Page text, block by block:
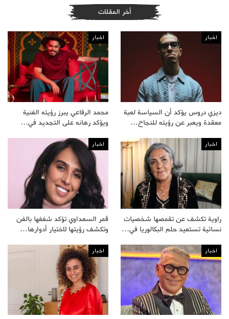
أخر المقلات
اخبار
ديزي دروس يؤكد أن السياسة لعبة
معقدة ويعبر عن رؤيته للنجاح…
اخبار
محمد الرفاعي يبرز رؤيته الفنية
ويؤكد رهانه على التجديد في…
اخبار
راوية تكشف عن تقمصها شخصيات
نسائية تستعيد حلم البكالوريا في…
اخبار
قمر السعداوي تؤكد شغفها بالفن
وتكشف رؤيتها لاختيار أدوارها…
اخبار اخبار